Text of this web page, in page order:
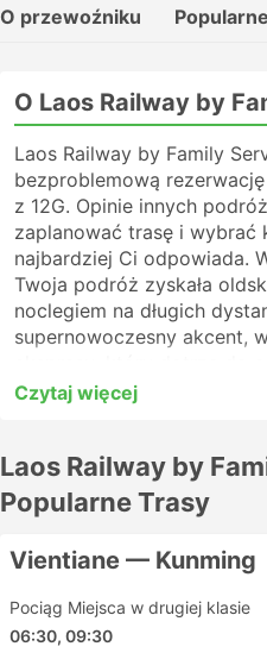
O przewoźniku
O Laos Railway by
Laos Railway by Family
bezproblemową
z 12G. Opinie innych
zaplanować trasę i wybrać
najbardziej Ci odpowiada.
Twoja podróż zyskała
noclegiem na długich
supernowoczesny akcent,
koleją to zawsze
Service oferuje wiele opcji,
z Twojej podróżny będą
Pamiętaj, aby dokładnie
typ biletu oraz inne warunki
potwierdzeniem rezerwacji.
Laos Railway by
Czytaj więcej
Laos Railway by
Popularne Trasy
Vientiane — Kunming
Pociąg Miejsca w drugiej klasie
06:30, 09:30